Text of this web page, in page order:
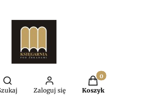
Otwórz wyszukiwarkę
Zaloguj się
Produkty w
Koszyk